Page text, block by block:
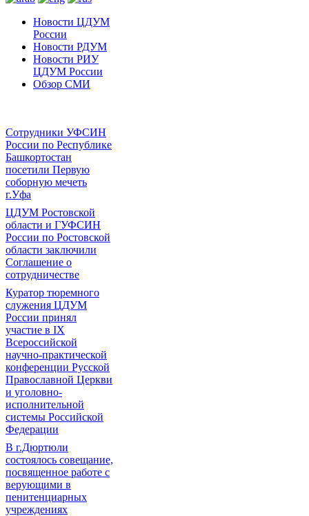
Новости ЦДУМ
России
Новости РДУМ
Новости РИУ
ЦДУМ России
Обзор СМИ
Сотрудники УФСИН
России по Республике
Башкортостан
посетили Первую
соборную мечеть
г.Уфа
ЦДУМ Ростовской
области и ГУФСИН
России по Ростовской
области заключили
Соглашение о
сотрудничестве
Куратор тюремного
служения ЦДУМ
России принял
участие в IX
Всероссийской
научно-практической
конференции Русской
Православной Церкви
и уголовно-
исполнительной
системы Российской
Федерации
В г.Дюртюли
состоялось совещание,
посвященное работе с
верующими в
пенитенциарных
учреждениях